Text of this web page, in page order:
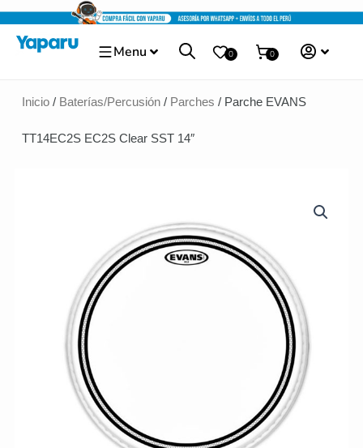
Ir
contenido
Menu 0 0
Inicio/ Baterías/Percusión/ Parches / Parche EVANS
TT14EC2S EC2S Clear SST 14″